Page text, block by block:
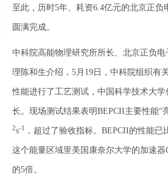
至此，历时5年、耗资6.4亿元的北京正负
圆满完成。
中科院高能物理研究所所长、北京正负
理陈和生介绍，5月19日，中科院组织有
性能进行了工艺测试，中国科学技术大学
长。现场测试结果表明BEPCII主要性能“
2s-1 ，超过了验收指标。BEPCII的性能已
这个能量区域里美国康奈尔大学的加速器
的5倍。